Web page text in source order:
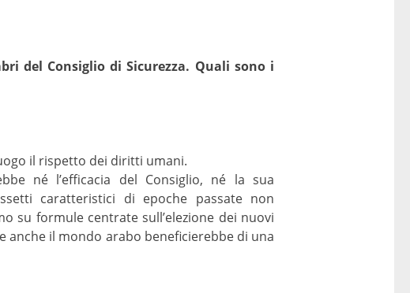
del Consiglio di Sicurezza. Quali sono i
il rispetto dei diritti umani.
né l’efficacia del Consiglio, né la sua
caratteristici di epoche passate non
su formule centrate sull’elezione dei nuovi
anche il mondo arabo beneficierebbe di una